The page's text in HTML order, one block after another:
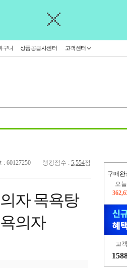
구니 상품공급사센터 고객센터
구매완
오
고
: 60127250 랭킹점수 : 5,554점
자 목욕탕
의자